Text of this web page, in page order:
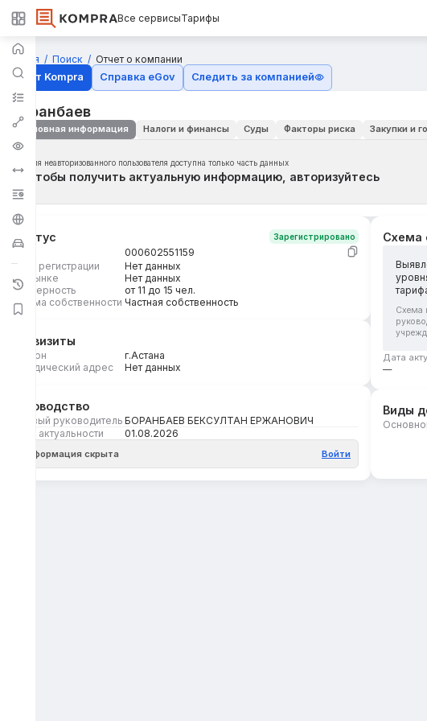
Все сервисыТарифы
Главная Поиск
Отчет о компании
Отчёт Kompra
Справка eGov Следить за компанией
Боранбаев
Основная информация Налоги и финансы Суды Факторы риска Закупки и
Для неавторизованного пользователя доступна только часть данных
Чтобы получить актуальную информацию, авторизуйтесь
Статус Зарегистрировано
БИН
000602551159
Дата регистрации
Нет данных
На рынке
Нет данных
Размерность
от 11 до 15 чел.
Форма собственности Частная собственность
Реквизиты
Регион
г.Астана
Юридический адрес
Нет данных
Руководство
Первый руководитель БОРАНБАЕВ БЕКСУЛТАН ЕРЖАНОВИЧ
Дата актуальности
01.08.2026
Информация скрыта Войти
Схема
Схема
Дата
—
Виды